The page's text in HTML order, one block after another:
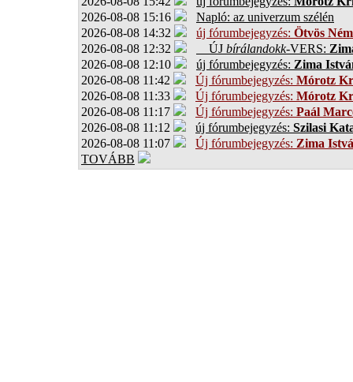
2026-08-08 15:16
Napló: az univerzum szélén
2026-08-08 14:32
új fórumbejegyzés: Ötvös
2026-08-08 12:32
ÚJ bírálandokk-VERS:
2026-08-08 12:10
új fórumbejegyzés: Zima
2026-08-08 11:42
Új fórumbejegyzés: Mórotz
2026-08-08 11:33
Új fórumbejegyzés: Mórotz
2026-08-08 11:17
Új fórumbejegyzés: Paál
2026-08-08 11:12
új fórumbejegyzés: Szilasi
2026-08-08 11:07
Új fórumbejegyzés: Zima
TOVÁBB